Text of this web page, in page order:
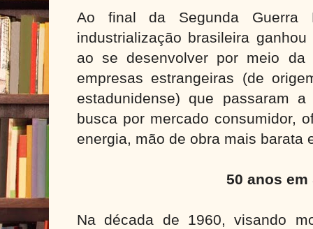
Ao final da Segunda Guerra
industrialização brasileira
ao se desenvolver por meio
empresas estrangeiras (de
estadunidense) que passaram
busca por mercado consumidor,
energia, mão de obra mais
50 anos
Na década de 1960, visando